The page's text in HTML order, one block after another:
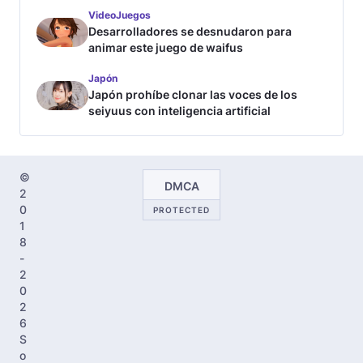
VideoJuegos
Desarrolladores se desnudaron para
animar este juego de waifus
Japón
Japón prohíbe clonar las voces de los
seiyuus con inteligencia artificial
©
2
0
1
8
-
2
0
2
6
S
o
DMCA
PROTECTED